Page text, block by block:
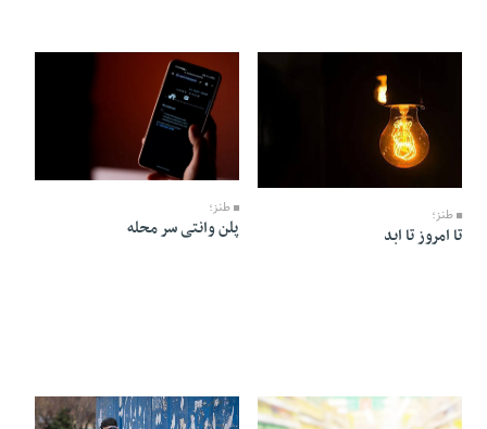
طنز؛
تا امروز تا ابد
25 Khordad 1405 - 07:14
طنز؛
پلن وانتی سر محله